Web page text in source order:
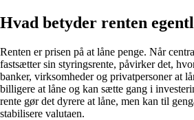
Hvad betyder renten
Renten er prisen på at låne penge. Når
fastsætter sin styringsrente, påvirker det,
banker, virksomheder og privatpersoner at
billigere at låne og kan sætte gang i
rente gør det dyrere at låne, men kan til
stabilisere valutaen.